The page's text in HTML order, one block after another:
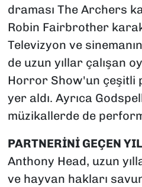
draması The Archers
Robin Fairbrother
Televizyon ve
de uzun yıllar çalışan
Horror Show'un çeşitli
yer aldı. Ayrıca
müzikallerde de
PARTNERİNİ GEÇEN
Anthony Head, uzun
ve hayvan hakları